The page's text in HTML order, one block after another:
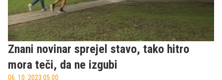
Znani novinar sprejel stavo, tako hitro
mora teči, da ne izgubi
06. 10. 2023 05.00